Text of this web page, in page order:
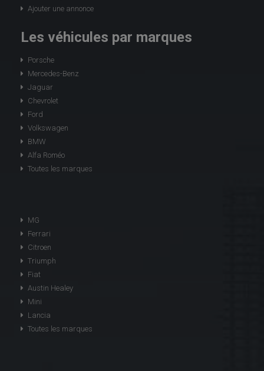
Ajouter une annonce
Les véhicules par marques
Porsche
Mercedes-Benz
Jaguar
Chevrolet
Ford
Volkswagen
BMW
Alfa Roméo
Toutes les marques
MG
Ferrari
Citroen
Triumph
Fiat
Austin Healey
Mini
Lancia
Toutes les marques